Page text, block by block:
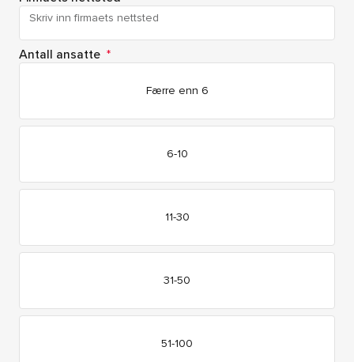
Antall ansatte *
Færre enn 6
6-10
11-30
31-50
51-100